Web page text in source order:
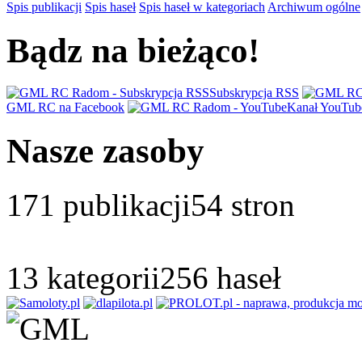
Spis publikacji Spis haseł Spis haseł w kategoriach Archiwum ogólne
Bądz na bieżąco!
Subskrypcja RSS
GML RC na Facebook
Kanał
Nasze zasoby
171 publikacji54 stron
13 kategorii256 haseł